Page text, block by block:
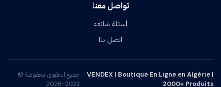
تواصل معنا
أسئلة شائعة
اتصل بنا
VENDEX | Boutique En Ligne en Algérie |
2000+ Produits
جميع الحقوق محفوظة ©
2023-2026